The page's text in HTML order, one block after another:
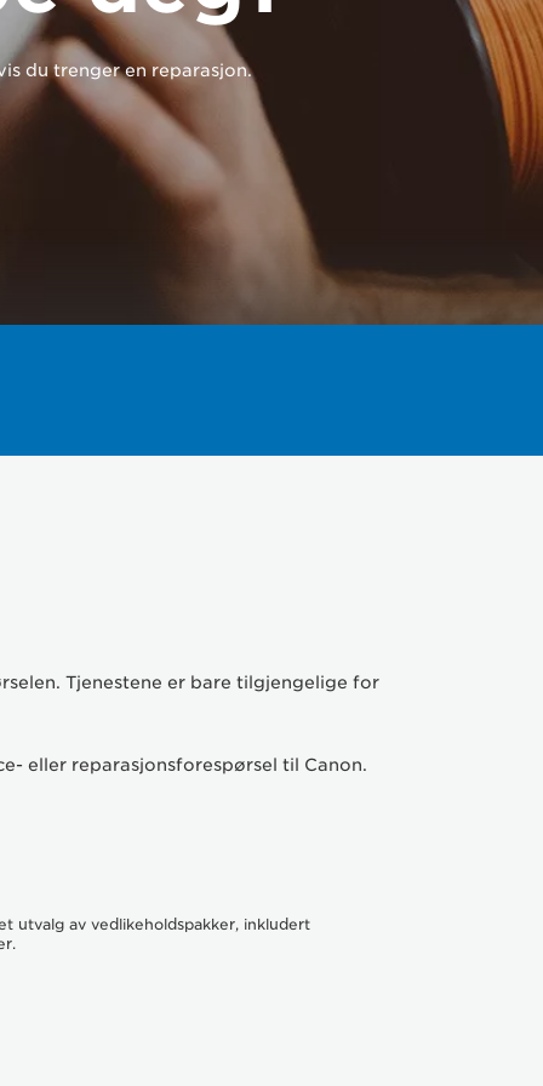
du trenger en reparasjon.
AVTAL SERVICE
KAMERAFEILKODER
Tjenestene er bare tilgjengelige for
eller reparasjonsforespørsel til Canon.
utvalg av vedlikeholdspakker, inkludert